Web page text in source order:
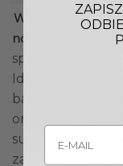
Włoski stół
nowoczesnych,
spiralna
Idealnie
bardziej
oryginalność
subtelnemu
zarówno w